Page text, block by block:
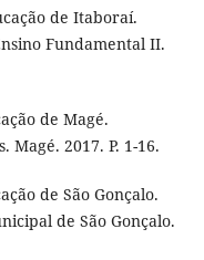
de Itaboraí.
Fundamental II.
de Magé.
Magé. 2017. P. 1-16.
de São Gonçalo.
de São Gonçalo.